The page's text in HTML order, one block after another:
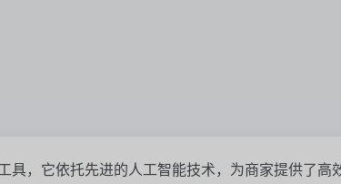
具，它依托先进的人工智能技术，为商家提供了高